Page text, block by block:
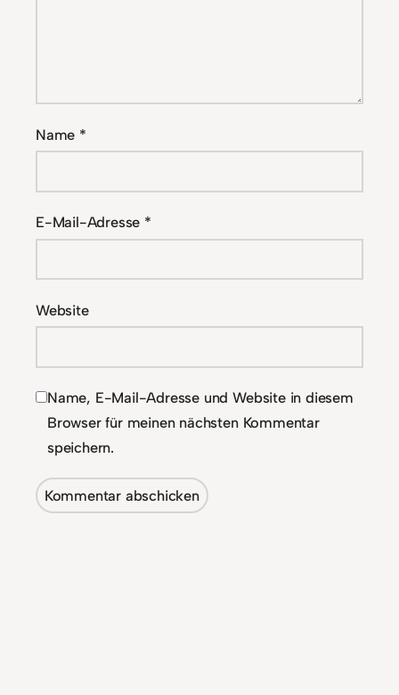
Name *
E-Mail-Adresse *
Website
Name, E-Mail-Adresse und Website in diesem
Browser für meinen nächsten Kommentar
speichern.